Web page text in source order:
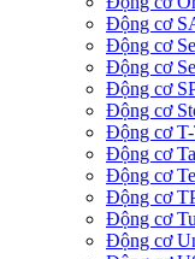
Động cơ
Động cơ
Động cơ
Động cơ
Động cơ
Động cơ
Động cơ
Động cơ
Động cơ
Động cơ
Động cơ